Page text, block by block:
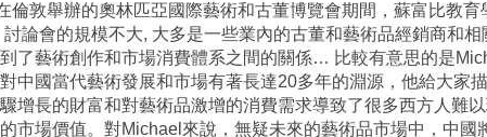
倫敦舉辦的奧林匹亞國際藝術和古董博覽會期間，蘇富比教
論會的規模不大, 大多是一些業內的古董和藝術品經銷商和
了藝術創作和市場消費體系之間的關係… 比較有意思的是
中國當代藝術發展和市場有著長達20多年的淵源，他給大家
增長的財富和對藝術品激增的消費需求導致了很多西方人難
市場價值。對Michael來說，無疑未來的藝術品市場中，中